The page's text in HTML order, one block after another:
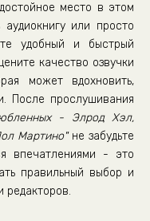
место в этом
или просто
удобный и быстрый
качество озвучки
может вдохновить,
После прослушивания
- Элрод Хэл,
Мартино"не забудьте
впечатлениями - это
правильный выбор и
редакторов.